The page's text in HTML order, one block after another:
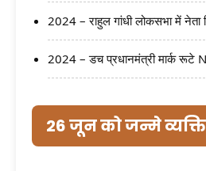
2024 – राहुल गांधी लोकसभा में नेता
2024 – डच प्रधानमंत्री मार्क रूटे
26 जून को जन्मे व्यक्ति